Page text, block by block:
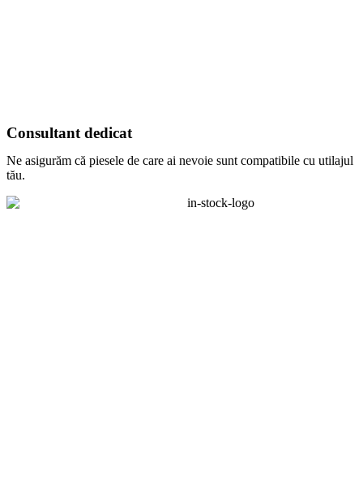
Consultant dedicat
Ne asigurăm că piesele de care ai nevoie sunt compatibile cu utilajul
tău.